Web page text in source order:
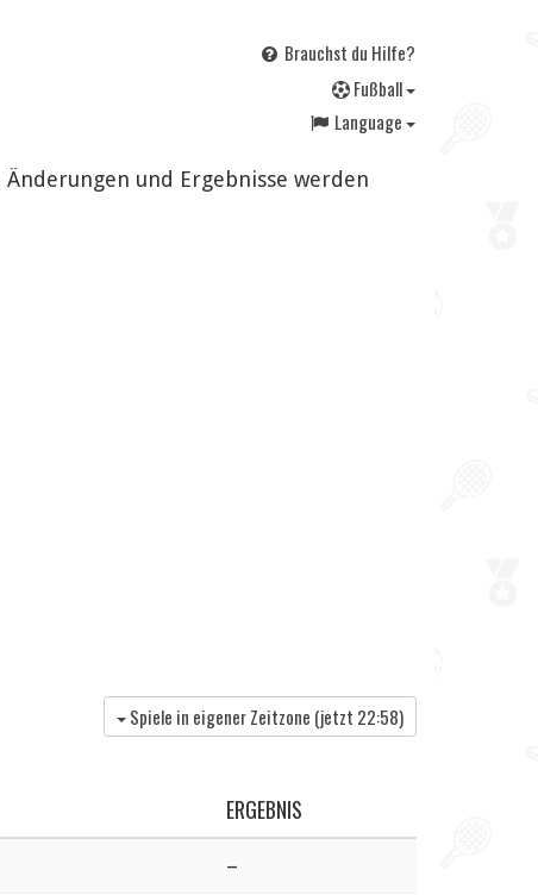
Brauchst du Hilfe?
Fußball
Language
und Ergebnisse werden
Spiele in eigener Zeitzone (jetzt 22:58)
ERGEBNIS
–